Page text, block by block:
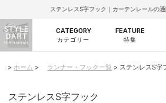
ステンレスS字フック｜カーテンレールの
CATEGORY
カテゴリー
FEATURE
特集
ホーム ランナー・フック一覧 ステンレスS字
ステンレスS字フック